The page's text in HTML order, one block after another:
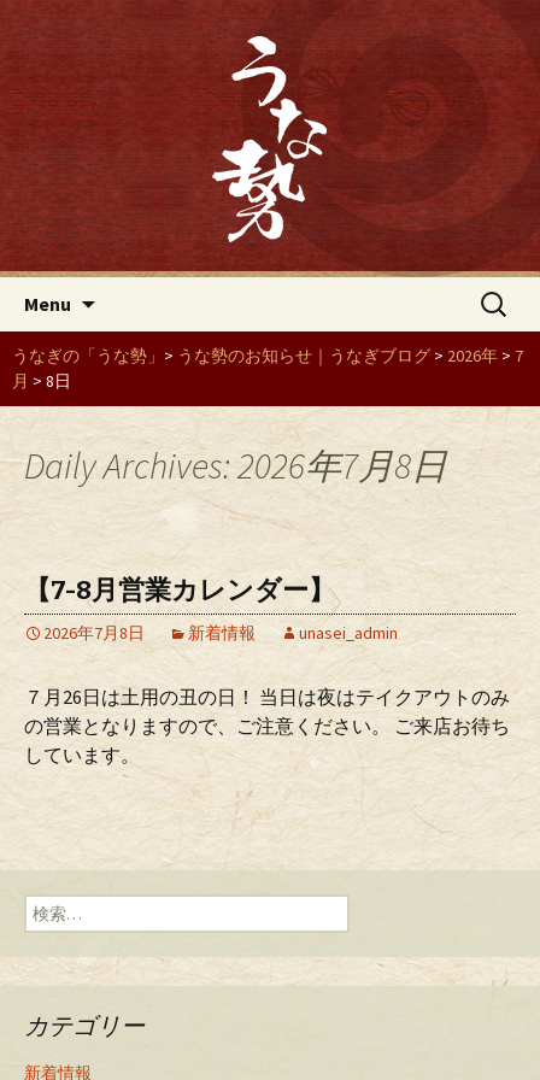
「うな勢」からのお知らせ｜う
なぎブログ｜「うな勢」は三重
県四日市にあるうなぎ屋
「うな勢」からのお知らせやうなぎに
関するブログをこのページで紹介して
います。「うな勢」は三重県四日市に
ある、人気のうなぎ屋です。
Menu
検
うなぎの「うな勢」 > うな勢のお知らせ｜うなぎブログ > 2026年 > 7
月 > 8日
Daily Archives: 2026年7月8日
【7-8月営業カレンダー】
2026年7月8日 新着情報 unasei_admin
７月26日は土用の丑の日！ 当日は夜はテイクアウトのみ
の営業となりますので、ご注意ください。 ご来店お待ち
しています。
検索:
カテゴリー
新着情報